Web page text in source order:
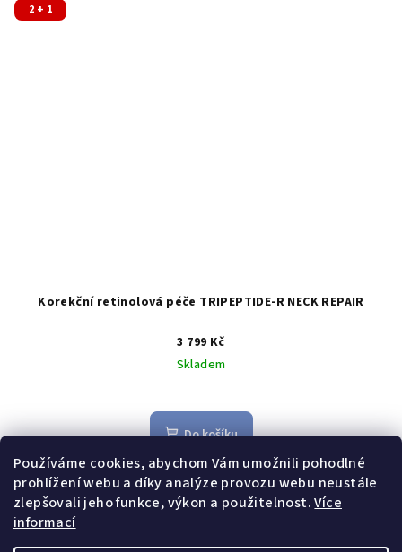
Používáme cookies, abychom Vám umožnili pohodlné
prohlížení webu a díky analýze provozu webu neustále
zlepšovali jeho funkce, výkon a použitelnost.Více
informací
2 + 1
Korekční retinolová péče TRIPEPTIDE-R NECK REPAIR
3 799 Kč
Skladem
Do košíku
Korekční retinolová péče o krk a dekolt viditelně vyhlazuje
vrásky krku, zvyšuje pevnost pleti a zjemňuje její texturu.